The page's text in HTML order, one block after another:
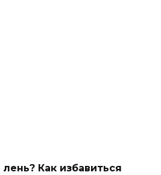
Как избавиться